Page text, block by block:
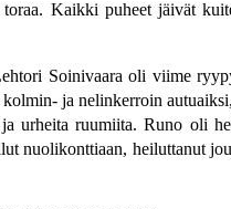
Kaikki puheet jäivät
Soinivaara oli viime
ja nelinkerroin
urheita ruumiita. Runo oli
nuolikonttiaan, heiluttanut